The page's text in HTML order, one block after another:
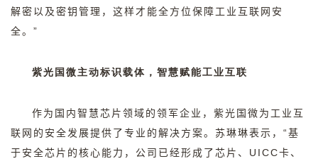
解密以及密钥管理，这样才能全方位保障工业互联网安
全。 ”
紫光国微主动标识载体，智慧赋能工业互联
作为国内智慧芯片领域的领军企业，紫光国微为工业互
联网的安全发展提供了专业的解决方案。苏琳琳表示， “基
于安全芯片的核心能力，公司已经形成了芯片、 UICC卡、